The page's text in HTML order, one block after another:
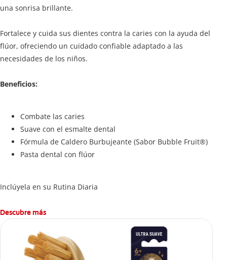
una sonrisa brillante.
Fortalece y cuida sus dientes contra la caries con la ayuda del
flúor, ofreciendo un cuidado confiable adaptado a las
necesidades de los niños.
Beneficios:
Combate las caries
Suave con el esmalte dental
Fórmula de Caldero Burbujeante (Sabor Bubble Fruit®)
Pasta dental con flúor
Inclúyela en su Rutina Diaria
Descubre más